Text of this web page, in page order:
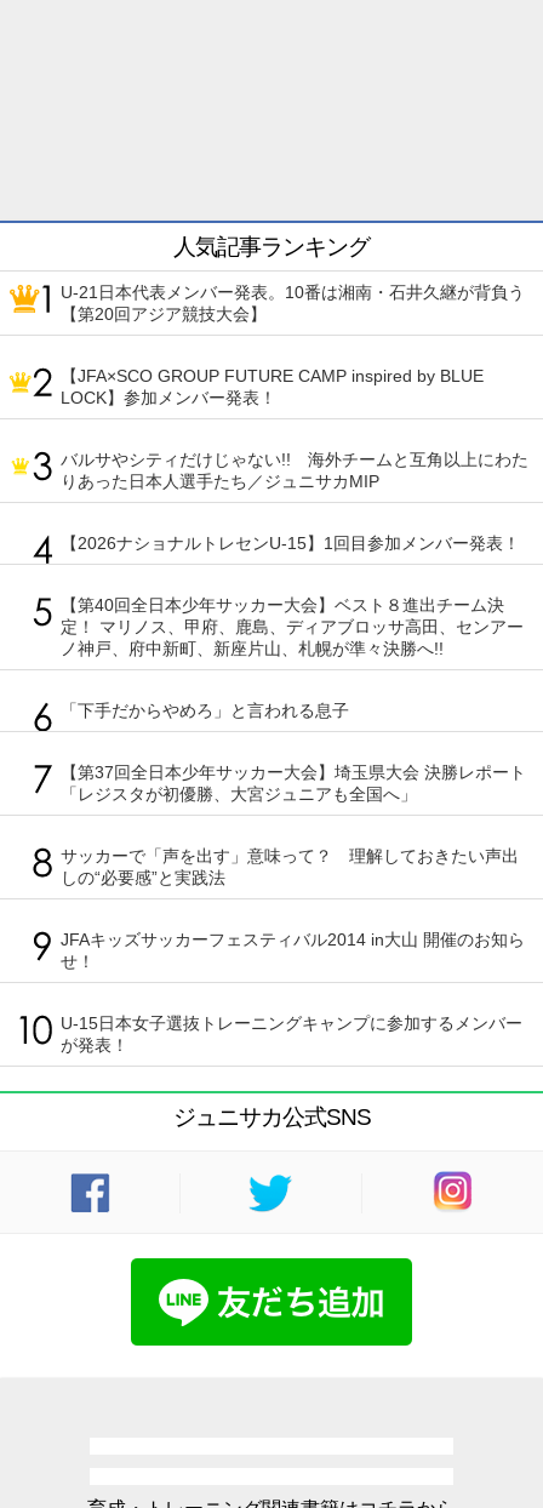
人気記事ランキング
U-21日本代表メンバー発表。10番は湘南・石井久継が背負う
【第20回アジア競技大会】
【JFA×SCO GROUP FUTURE CAMP inspired by BLUE
LOCK】参加メンバー発表！
バルサやシティだけじゃない!! 海外チームと互角以上にわた
りあった日本人選手たち／ジュニサカMIP
【2026ナショナルトレセンU-15】1回目参加メンバー発表！
【第40回全日本少年サッカー大会】ベスト８進出チーム決
定！ マリノス、甲府、鹿島、ディアブロッサ高田、センアー
ノ神戸、府中新町、新座片山、札幌が準々決勝へ!!
「下手だからやめろ」と言われる息子
【第37回全日本少年サッカー大会】埼玉県大会 決勝レポート
「レジスタが初優勝、大宮ジュニアも全国へ」
サッカーで「声を出す」意味って？ 理解しておきたい声出
しの“必要感”と実践法
JFAキッズサッカーフェスティバル2014 in大山 開催のお知ら
せ！
U-15日本女子選抜トレーニングキャンプに参加するメンバー
が発表！
ジュニサカ公式SNS